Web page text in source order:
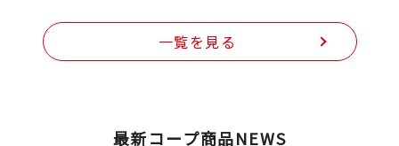
一覧を見る
最新コープ商品NEWS